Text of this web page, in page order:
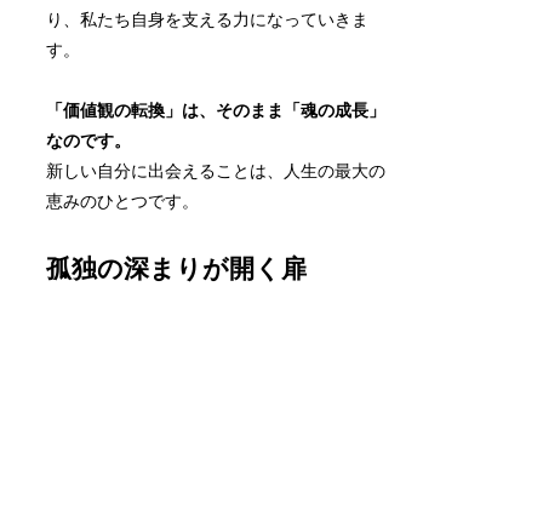
り、私たち自身を支える力になっていきま
す。
「価値観の転換」は、そのまま「魂の成長」
なのです。
新しい自分に出会えることは、人生の最大の
恵みのひとつです。
孤独の深まりが開く扉